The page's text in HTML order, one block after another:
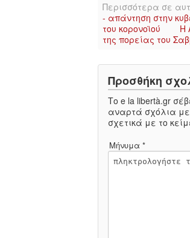
Περισσότερα σε
- απάντηση στην
του κορονοϊού
Η
της πορείας του
Προσθήκη
Το e la libertà.gr
αναρτά σχόλια με
σχετικά με το
Μήνυμα *